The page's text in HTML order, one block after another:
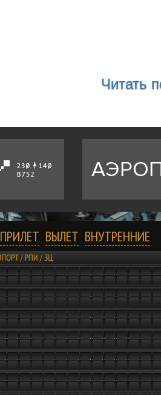
Читать
ПРИЛЕТ ВЫЛЕТ ВНУТРЕННИЕ